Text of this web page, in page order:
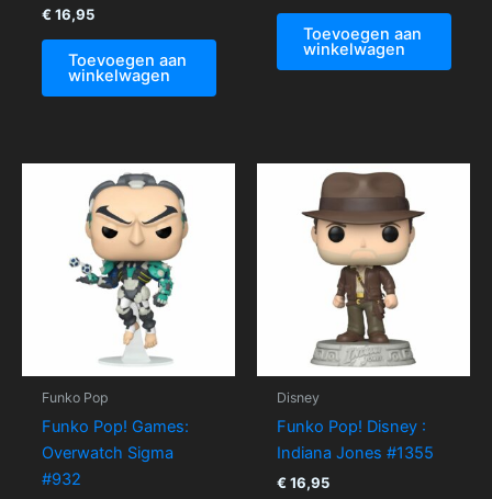
€ 16,95
Toevoegen aan
winkelwagen
Toevoegen aan
winkelwagen
Funko Pop
Funko Pop! Games:
Overwatch Sigma
#932
Disney
Funko Pop! Disney :
Indiana Jones #1355
€ 16,95